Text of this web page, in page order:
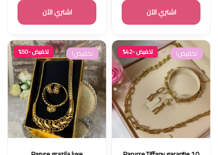
اشتري الآن اشتري الآن
تخفيض! تخفيض -42% تخفيض! تخفيض -50%